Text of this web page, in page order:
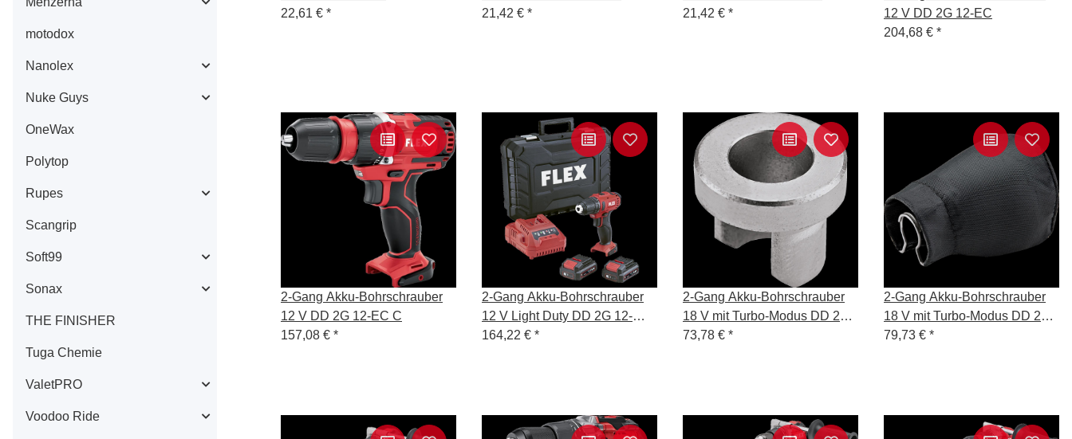
22,61 € *
21,42 € *
21,42 € *
12 V DD 2G 12-EC
204,68 € *
2-Gang Akku-Bohrschrauber
12 V DD 2G 12-EC C
157,08 € *
2-Gang Akku-Bohrschrauber
12 V Light Duty DD 2G 12-
LDBC/2.5
164,22 € *
2-Gang Akku-Bohrschrauber
18 V mit Turbo-Modus DD 2G
18-EC HD2
73,78 € *
2-Gang Akku-Bohrschrauber
18 V mit Turbo-Modus DD 2G
18-EC HD2 C
79,73 € *
motodox
Nanolex
Nuke Guys
OneWax
Polytop
Rupes
Scangrip
Soft99
Sonax
THE FINISHER
Tuga Chemie
ValetPRO
Voodoo Ride